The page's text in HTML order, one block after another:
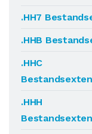
.HH7
.HHB
.HHC
.HHH